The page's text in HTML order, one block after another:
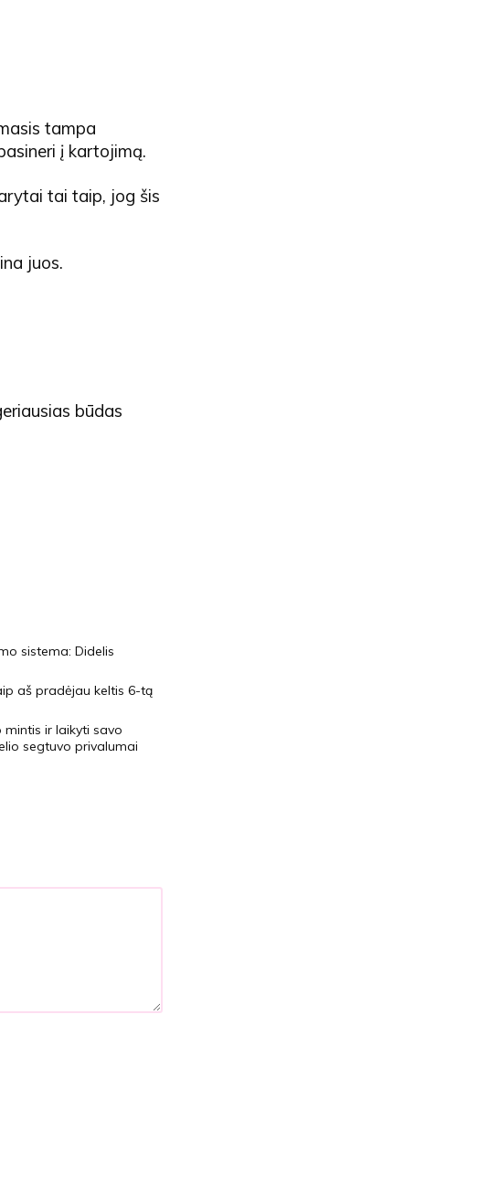
tampa
į kartojimą.
tai taip, jog šis
juos.
būdas
sistema: Didelis
aš pradėjau keltis 6-tą
ir laikyti savo
segtuvo privalumai